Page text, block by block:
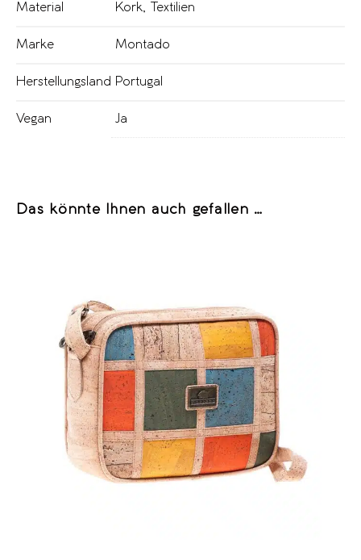
Material Kork Textilien
Marke Montado
Herstellungsland Portugal
Vegan Ja
Das könnte Ihnen auch gefallen …